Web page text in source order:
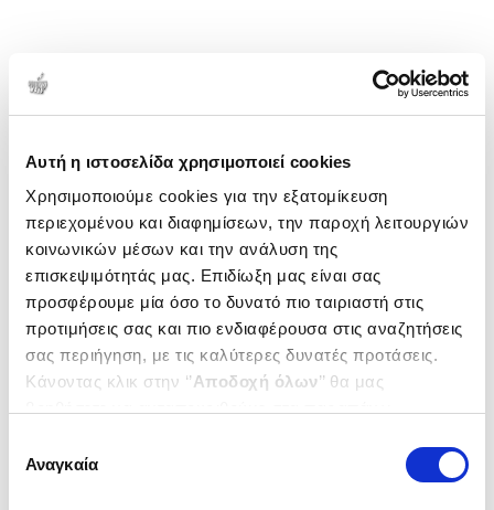
Αυτή η ιστοσελίδα χρησιμοποιεί cookies
Χρησιμοποιούμε cookies για την εξατομίκευση
περιεχομένου και διαφημίσεων, την παροχή λειτουργιών
κοινωνικών μέσων και την ανάλυση της
επισκεψιμότητάς μας. Επιδίωξη μας είναι σας
προσφέρουμε μία όσο το δυνατό πιο ταιριαστή στις
προτιμήσεις σας και πιο ενδιαφέρουσα στις αναζητήσεις
σας περιήγηση, με τις καλύτερες δυνατές προτάσεις.
Κάνοντας κλικ στην ‘’Αποδοχή όλων’’ θα μας
ενδιαφέρουν και να επιλέξετε από τα παρακάτω με την
΄΄και να ενημερωθείτε σχετικά με
συγκατάθεσης
Αναγκαία